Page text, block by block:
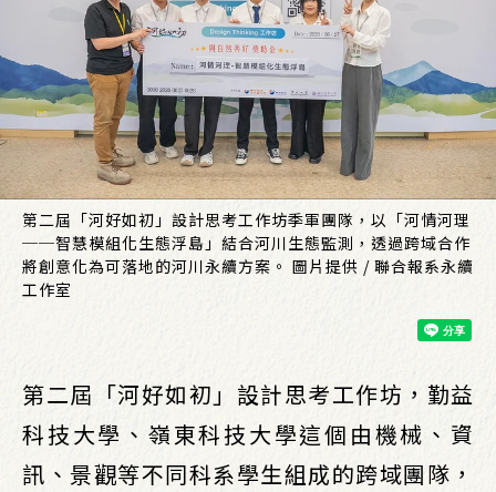
第二屆「河好如初」設計思考工作坊季軍團隊，以「河情河理
──智慧模組化生態浮島」結合河川生態監測，透過跨域合作
將創意化為可落地的河川永續方案。 圖片提供 / 聯合報系永續
工作室
第二屆「河好如初」設計思考工作坊，勤益
科技大學、嶺東科技大學這個由機械、資
訊、景觀等不同科系學生組成的跨域團隊，